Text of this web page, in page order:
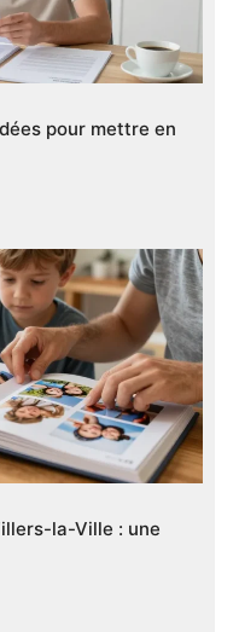
pour mettre en
la-Ville : une